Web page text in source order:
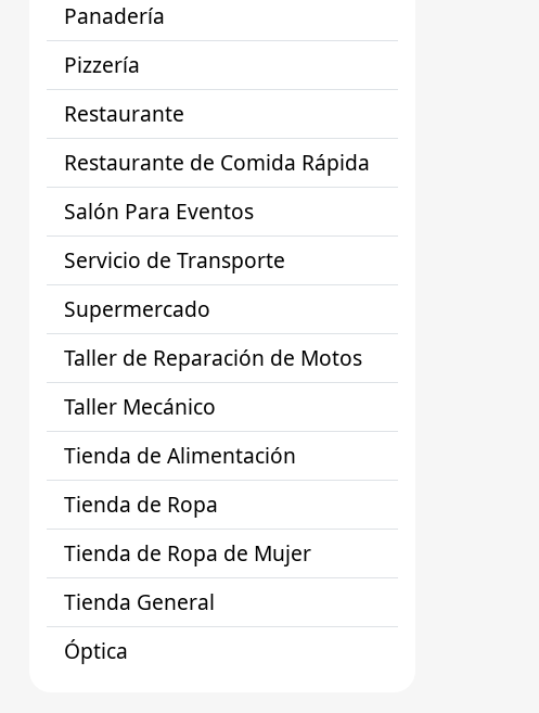
Panadería
Pizzería
Restaurante
Restaurante de Comida Rápida
Salón Para Eventos
Servicio de Transporte
Supermercado
Taller de Reparación de Motos
Taller Mecánico
Tienda de Alimentación
Tienda de Ropa
Tienda de Ropa de Mujer
Tienda General
Óptica